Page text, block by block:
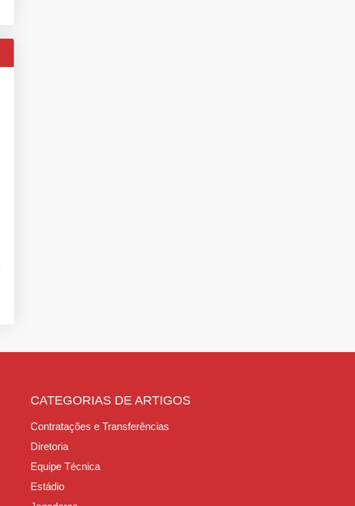
CATEGORIAS DE ARTIGOS
Contratações e Transferências
Diretoria
Equipe Técnica
Estádio